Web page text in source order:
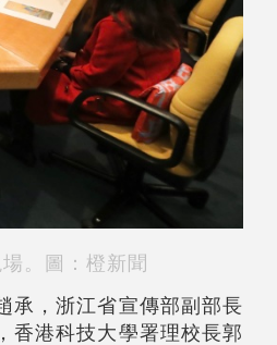
。圖：橙新聞
承，浙江省宣傳部副部長
香港科技大學署理校長郭